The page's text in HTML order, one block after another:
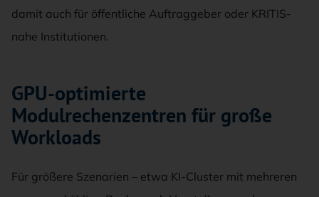
damit auch für öffentliche Auftraggeber oder KRITIS-
nahe Institutionen.
GPU-optimierte
Modulrechenzentren für große
Workloads
Für größere Szenarien – etwa KI-Cluster mit mehreren